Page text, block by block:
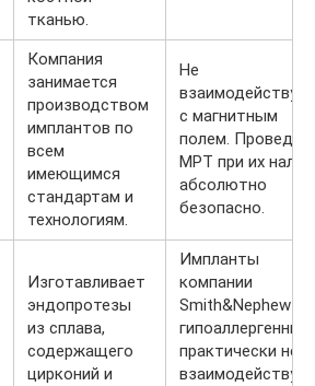
тканью.
Компания
занимается
производством
имплантов по
всем
имеющимся
стандартам и
технологиям.
Не
с магнитным
полем.
МРТ при их
абсолютно
безопасно.
Изготавливает
эндопротезы
из сплава,
содержащего
цирконий и
Импланты
компании
Smith&Nephew
гипоаллергенны и
практически не